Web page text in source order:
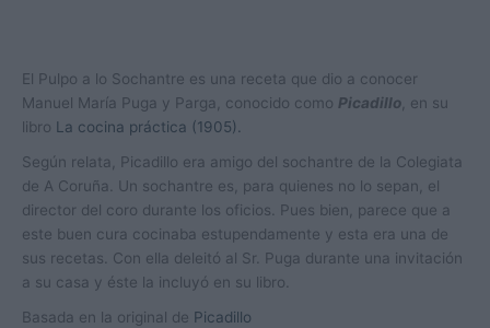
El Pulpo a lo Sochantre es una receta que dio a conocer
Manuel María Puga y Parga, conocido como Picadillo , en su
libro La cocina práctica (1905).
Según relata, Picadillo era amigo del sochantre de la Colegiata
de A Coruña. Un sochantre es, para quienes no lo sepan, el
director del coro durante los oficios. Pues bien, parece que a
este buen cura cocinaba estupendamente y esta era una de
sus recetas. Con ella deleitó al Sr. Puga durante una invitación
a su casa y éste la incluyó en su libro.
Basada en la original de Picadillo